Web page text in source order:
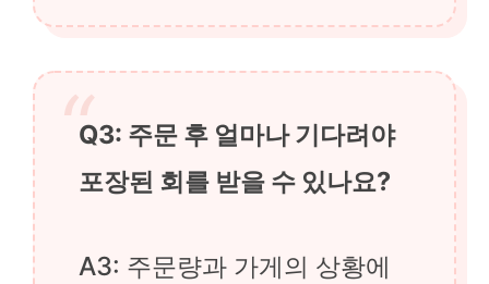
Q3: 주문 후 얼마나 기다려야
포장된 회를 받을 수 있나요?
A3: 주문량과 가게의 상황에